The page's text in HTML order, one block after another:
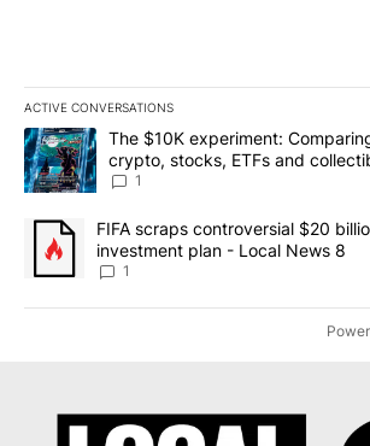
ACTIVE CONVERSATIONS
The following is a list of the most
A trending article titled "The $10K
The $10K experiment:
crypto, stocks, ETFs and
8
1
A trending article titled "FIFA scraps
FIFA scraps controversial $20
investment plan - Local News 8
1